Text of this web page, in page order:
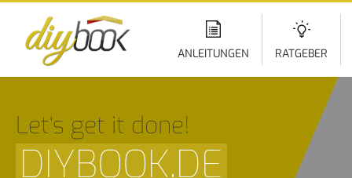
ANLEITUNGEN RATGEBER
Let‘s get it done!
DIYBOOK.DE